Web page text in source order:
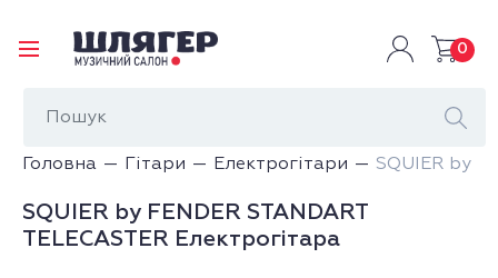
0
Головна Гітари Електрогітари SQUIER by
SQUIER by FENDER STANDART
TELECASTER Електрогітара